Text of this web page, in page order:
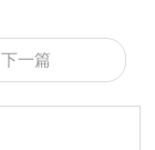
下一篇